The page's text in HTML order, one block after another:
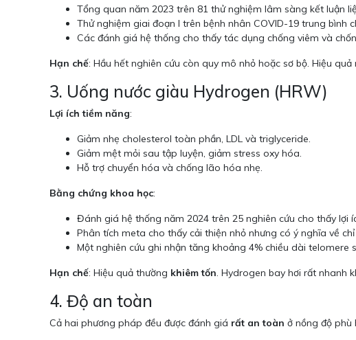
Tổng quan năm 2023 trên 81 thử nghiệm lâm sàng kết luận
Thử nghiệm giai đoạn I trên bệnh nhân COVID-19 trung bình
Các đánh giá hệ thống cho thấy tác dụng chống viêm và
Hạn chế: Hầu hết nghiên cứu còn quy mô nhỏ hoặc sơ bộ. Hiệu
3. Uống nước giàu Hydrogen (HRW)
Lợi ích tiềm năng:
Giảm nhẹ cholesterol toàn phần, LDL và triglyceride.
Giảm mệt mỏi sau tập luyện, giảm stress oxy hóa.
Hỗ trợ chuyển hóa và chống lão hóa nhẹ.
Bằng chứng khoa học:
Đánh giá hệ thống năm 2024 trên 25 nghiên cứu cho thấy lợi
Phân tích meta cho thấy cải thiện nhỏ nhưng có ý nghĩa về
Một nghiên cứu ghi nhận tăng khoảng 4% chiều dài
Hạn chế: Hiệu quả thường khiêm tốn. Hydrogen bay hơi rất nhanh
4. Độ an toàn
Cả hai phương pháp đều được đánh giá rất an toàn ở nồng độ phù